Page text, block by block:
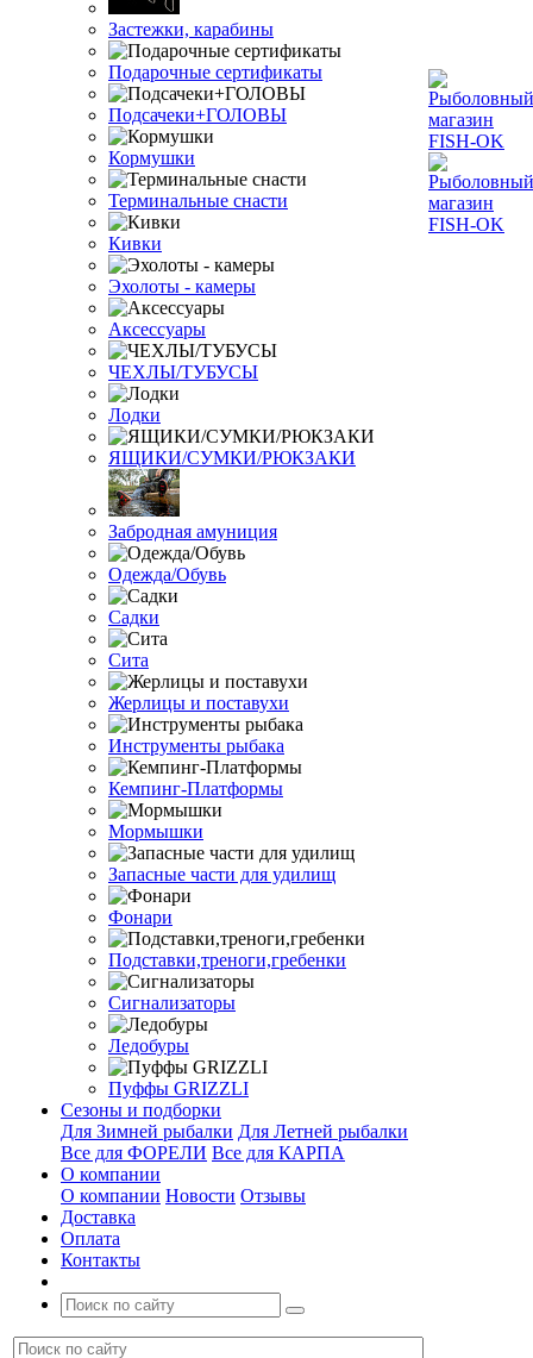
Застежки, карабины
Подарочные сертификаты
Подсачеки+ГОЛОВЫ
Кормушки
Терминальные снасти
Кивки
Эхолоты - камеры
Аксессуары
ЧЕХЛЫ/ТУБУСЫ
Лодки
ЯЩИКИ/СУМКИ/РЮКЗАКИ
Забродная амуниция
Одежда/Обувь
Садки
Сита
Жерлицы и поставухи
Инструменты рыбака
Кемпинг-Платформы
Мормышки
Запасные части для удилищ
Фонари
Подставки,треноги,гребенки
Сигнализаторы
Ледобуры
Пуффы GRIZZLI
Сезоны и подборки
Для Зимней рыбалки Для Летней рыбалки
Все для ФОРЕЛИ Все для КАРПА
О компании
О компании Новости Отзывы
Доставка
Оплата
Контакты